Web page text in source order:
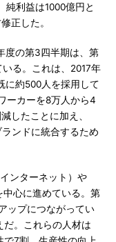
純利益は1000億円と
正した。
度の第3四半期は、第
る。これは、2017年
に約500人を採用して
ーカーを8万人から4
したことに加え、
ンドに統合するため
ンターネット）や
心に進めている。第
ップにつながってい
だ。これらの人材は